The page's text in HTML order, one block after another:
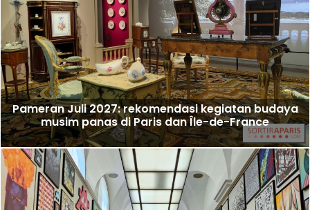
Pameran Juli 2027: rekomendasi kegiatan budaya
musim panas di Paris dan Île-de-France